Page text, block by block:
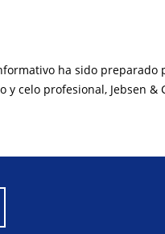
ha sido preparado
y celo profesional, Jebsen